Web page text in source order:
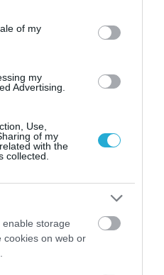
purposes in below Google
of my
my
Advertising.
Use,
of my
with the
collected.
storage
cookies on web or
«Το ΠΑΣΟΚ μπλοκάρει τη
φορτώνει ευθύνες στη
«Η κοινωνία ζητά
– Τι λέει για τον ΟΠΕΚΕΠΕ